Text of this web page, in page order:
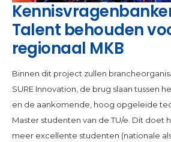
Talent behouden
regionaal MKB
Binnen dit project zullen
SURE Innovation, de brug slaan tussen
en de aankomende, hoog opgeleide
Master studenten van de TU/e. Dit doet
meer excellente studenten (nationale